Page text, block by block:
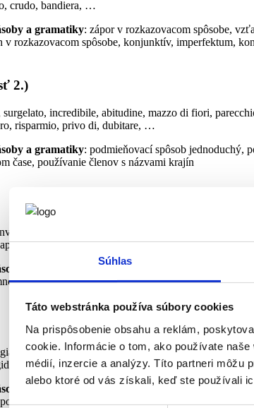
Súhlas
Táto webstránka používa súbory cookies
Na prispôsobenie obsahu a reklám,
cookie. Informácie o tom, ako používate
médií, inzercie a analýzy. Títo partneri môžu
alebo ktoré od vás získali, keď ste používali
crudo, bandiera, …
a gramatiky: zápor v rozkazovacom spôsobe,
rozkazovacom spôsobe, konjunktív, imperfektum,
2.)
surgelato, incredibile, abitudine, mazzo di fiori,
risparmio, privo di, dubitare, …
a gramatiky: podmieňovací spôsob jednoduchý,
čase, používanie členov s názvami krajín
approvare, equipaggio, vietare, nascita,
…
a gramatiky
: často používané prídavné mená v
čísle a so zvratnými slovesami,
agevolazione, godere, domicilio, ingannare,
piastrelle,…
a gramatiky
: práca s textom, podmieňovací
častice „ne“, regióny v Taliansku, inverzia a